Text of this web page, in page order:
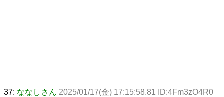
37: ななしさん 2025/01/17(金) 17:15:58.81 ID:4Fm3zO4R0